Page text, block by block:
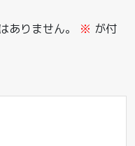
ありません。 ※ が付